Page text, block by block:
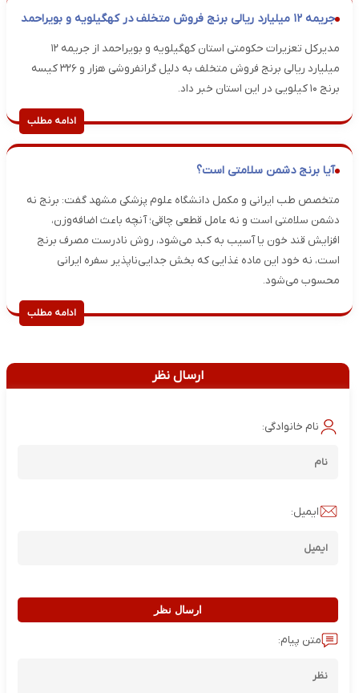
جریمه ۱۲ میلیارد ریالی برنج فروش متخلف در کهگیلویه و بویراحمد
مدیرکل تعزیرات حکومتی استان کهگیلویه و بویراحمد از جریمه ۱۲
میلیارد ریالی برنج فروش متخلف به دلیل گرانفروشی هزار و ۳۲۶ کیسه
برنج ۱۰ کیلویی در این استان خبر داد.
ادامه مطلب
آیا برنج دشمن سلامتی است؟
متخصص طب ایرانی و مکمل دانشگاه علوم پزشکی مشهد گفت: برنج نه
دشمن سلامتی است و نه عامل قطعی چاقی؛ آنچه باعث اضافه‌وزن،
افزایش قند خون یا آسیب به کبد می‌شود، روش نادرست مصرف برنج
است، نه خود این ماده غذایی که بخش جدایی‌ناپذیر سفره ایرانی
محسوب می‌شود.
ادامه مطلب
ارسال نظر
نام خانوادگی:
ایمیل:
ارسال نظر
متن پیام: